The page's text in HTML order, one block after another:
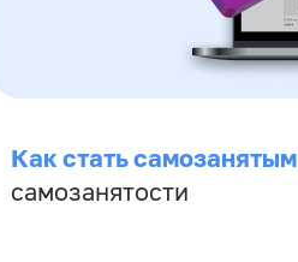
Как стать самозанятым
самозанятости